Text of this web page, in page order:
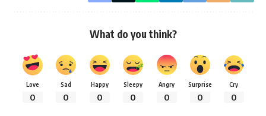
What do you think?
Love
0
Sad
0
Happy
0
Sleepy
0
Angry
0
Surprise
0
Cry
0